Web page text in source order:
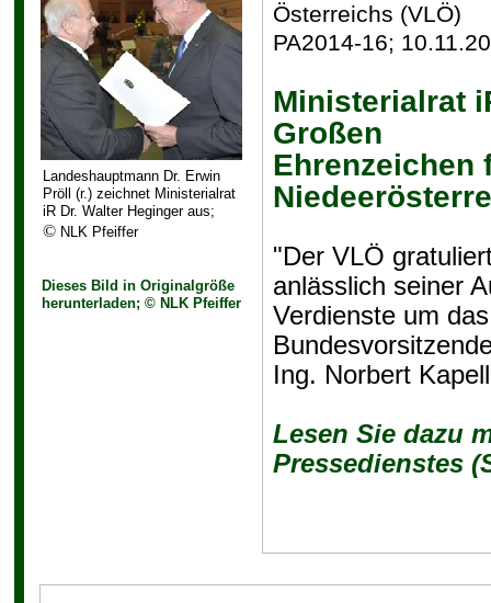
Österreichs (VLÖ)
PA2014-16;
Ministerialrat
Großen
Ehrenzeichen
"Der VLÖ
anlässlich seiner
Verdienste um
Ing. Norbert
Lesen Sie dazu
Pressedienstes
Landeshauptmann Dr. Erwin
Pröll (r.) zeichnet Ministerialrat
iR Dr. Walter Heginger aus;
© NLK Pfeiffer
Dieses Bild in Originalgröße
herunterladen; © NLK Pfeiffer